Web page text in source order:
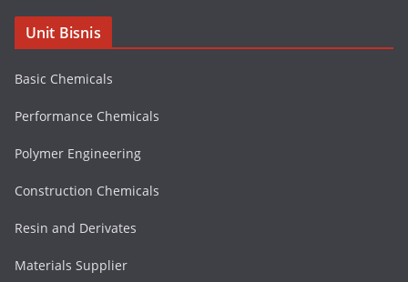
Unit Bisnis
Basic Chemicals
Performance Chemicals
Polymer Engineering
Construction Chemicals
Resin and Derivates
Materials Supplier